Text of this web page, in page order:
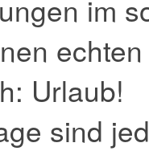
im
Urlaub!
sind